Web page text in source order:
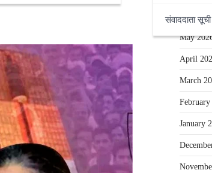
संवाददाता सूची
June 2026
May
April
March
February
January